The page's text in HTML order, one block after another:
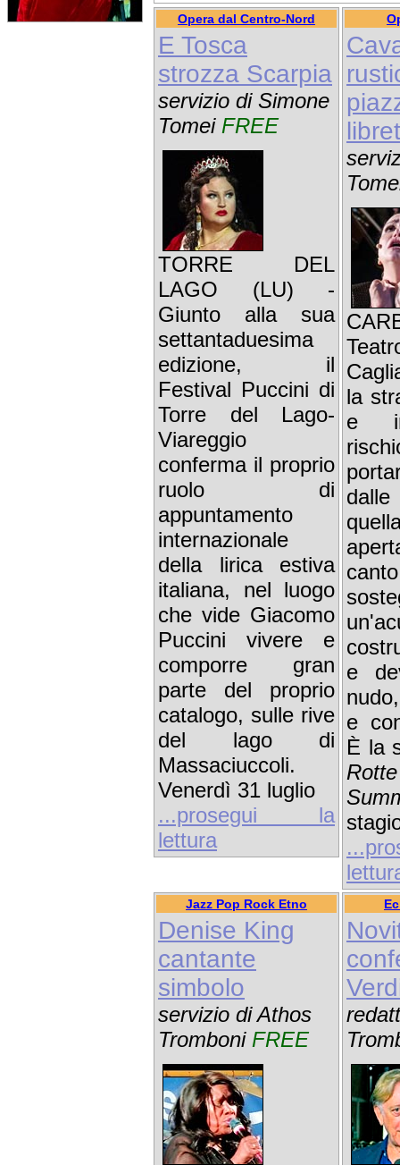
Opera dal Centro-Nord
E Tosca
strozza Scarpia
servizio di Simone
Tomei FREE
TORRE DEL
LAGO (LU) -
Giunto alla sua
settantaduesima
edizione, il
Festival Puccini di
Torre del Lago-
Viareggio
conferma il proprio
ruolo di
appuntamento
internazionale
della lirica estiva
italiana, nel luogo
che vide Giacomo
Puccini vivere e
comporre gran
parte del proprio
catalogo, sulle rive
del lago di
Massaciuccoli.
Venerdì 31 luglio
...prosegui la
lettura
la
e
e
e
È la
Jazz Pop Rock Etno
Denise King
cantante
simbolo
servizio di Athos
Tromboni FREE